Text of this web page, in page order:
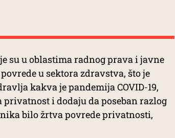
su u oblastima radnog prava i javne
u sektora zdravstva, što je
kakva je pandemija COVID-19,
i dodaju da poseban razlog
bilo žrtva povrede privatnosti,